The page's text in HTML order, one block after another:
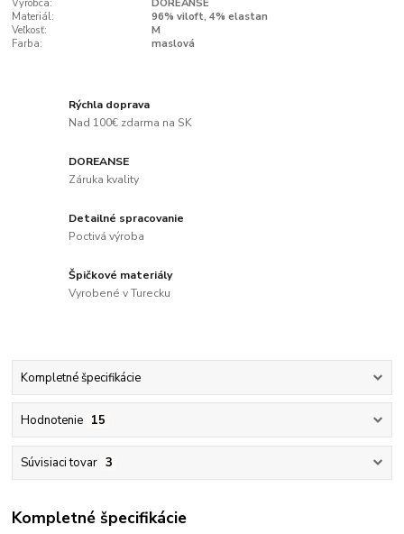
Výrobca:
DOREANSE
Materiál:
96% viloft, 4% elastan
Veľkosť:
M
Farba:
maslová
Rýchla doprava
Nad 100€ zdarma na SK
DOREANSE
Záruka kvality
Detailné spracovanie
Poctivá výroba
Špičkové materiály
Vyrobené v Turecku
Kompletné špecifikácie
Hodnotenie 15
Súvisiaci tovar 3
Kompletné špecifikácie